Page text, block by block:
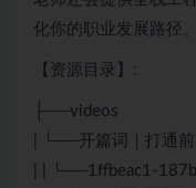
化你的职业发展路径。
【资源目录】:
├──videos
| └──开篇词｜打通
| | └──1ffbeac1-